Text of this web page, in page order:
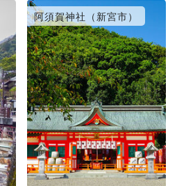
阿須賀神社（新宮市）